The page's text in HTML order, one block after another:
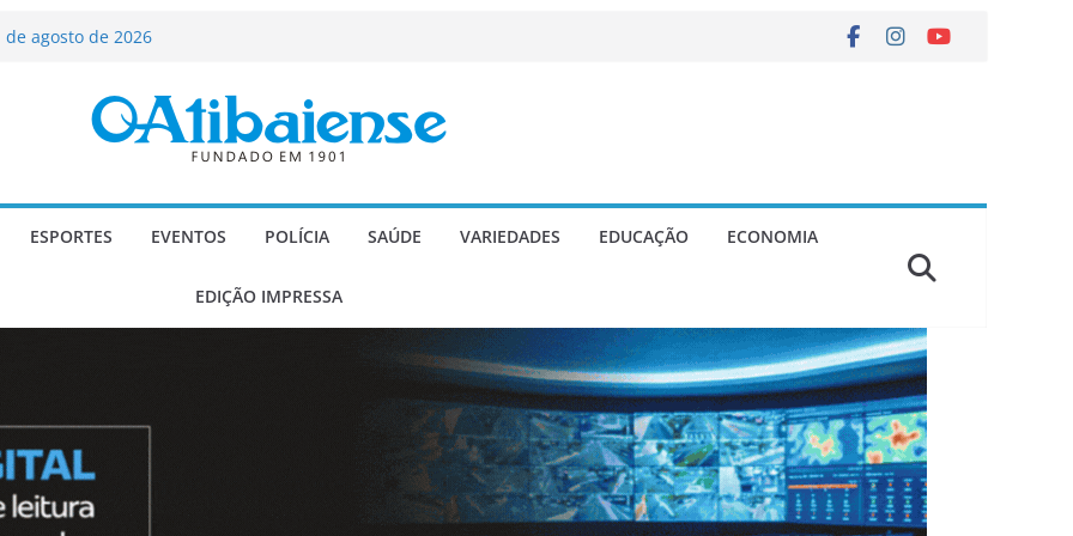
de Paulo
– Festa de Bom Jesus dos Perdões
de mosaico do Brasil
ESPORTES EVENTOS POLÍCIA SAÚDE VARIEDADES EDUCAÇÃO ECONOMIA
EDIÇÃO IMPRESSA